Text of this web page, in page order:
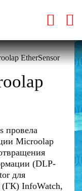
EtherSensor
провела
Microolap
(DLP-
для
(ГК) InfoWatch,